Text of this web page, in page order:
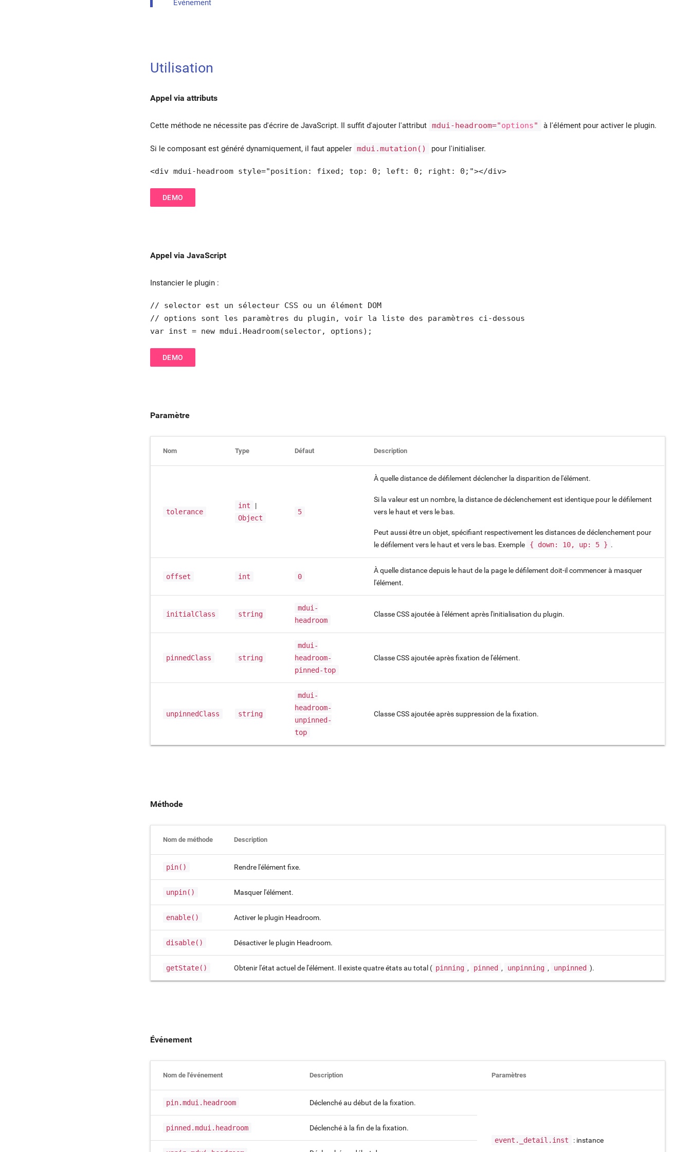
Événement
Utilisation
Appel via attributs
Cette méthode ne nécessite pas d'écrire de JavaScript. Il suffit d'ajouter l'attribut mdui-headroom="options" à l'élément pour activer le plugin.
Si le composant est généré dynamiquement, il faut appeler mdui.mutation() pour l'initialiser.
<div mdui-headroom style="position: fixed; top: 0; left: 0; right: 0;"></div>
DEMO
Appel via JavaScript
Instancier le plugin :
// selector est un sélecteur CSS ou un élément DOM
// options sont les paramètres du plugin, voir la liste des paramètres ci-dessous
var inst = new mdui.Headroom(selector, options);
DEMO
Paramètre
Nom Type Défaut Description
tolerance
int
|
Object
5
À quelle distance de défilement déclencher la disparition de l'élément.
Si la valeur est un nombre, la distance de déclenchement est identique pour le défilement
vers le haut et vers le bas.
Peut aussi être un objet, spécifiant respectivement les distances de déclenchement pour
le défilement vers le haut et vers le bas. Exemple
{ down: 10, up: 5 } .
offset int 0
À quelle distance depuis le haut de la page le défilement doit-il commencer à masquer
l'élément.
initialClass string
mdui-
headroom
Classe CSS ajoutée à l'élément après l'initialisation du plugin.
pinnedClass string
mdui-
headroom-
pinned-top
Classe CSS ajoutée après fixation de l'élément.
unpinnedClass string
mdui-
headroom-
unpinned-
top
Classe CSS ajoutée après suppression de la fixation.
Méthode
Nom de méthode Description
pin() Rendre l'élément fixe.
unpin() Masquer l'élément.
enable() Activer le plugin Headroom.
disable() Désactiver le plugin Headroom.
getState() Obtenir l'état actuel de l'élément. Il existe quatre états au total ( pinning , pinned , unpinning , unpinned ).
Événement
Nom de l'événement Description Paramètres
pin.mdui.headroom Déclenché au début de la fixation.
event._detail.inst : instance
pinned.mdui.headroom Déclenché à la fin de la fixation.